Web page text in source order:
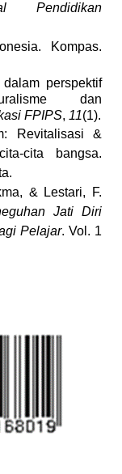
Pendidikan
Kompas.
perspektif
dan
FPIPS, 11(1).
Revitalisasi &
cita bangsa.
& Lestari, F.
Jati Diri
Pelajar. Vol. 1